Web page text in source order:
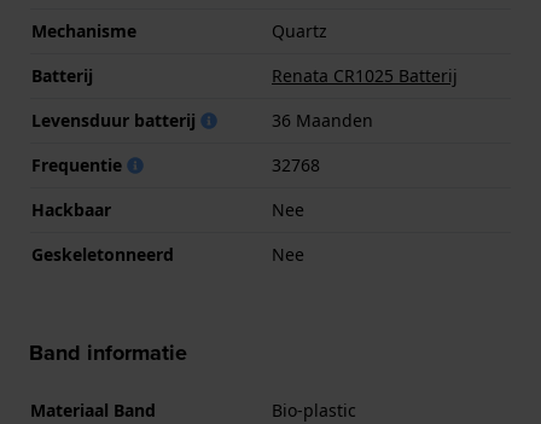
Mechanisme
Quartz
Batterij
Renata CR1025 Batterij
Levensduur batterij
36 Maanden
Frequentie
32768
Hackbaar
Nee
Geskeletonneerd
Nee
Band informatie
Materiaal Band
Bio-plastic